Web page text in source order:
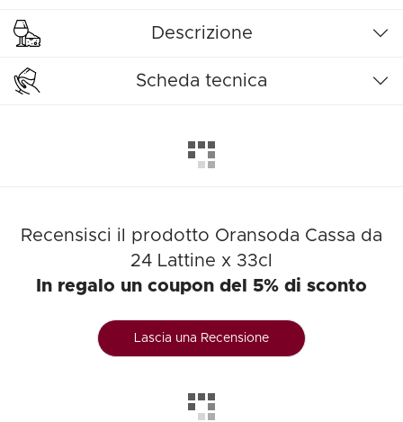
Descrizione
Scheda tecnica
Recensisci il prodotto Oransoda Cassa da
24 Lattine x 33cl
In regalo un coupon del 5% di sconto
Lascia una Recensione